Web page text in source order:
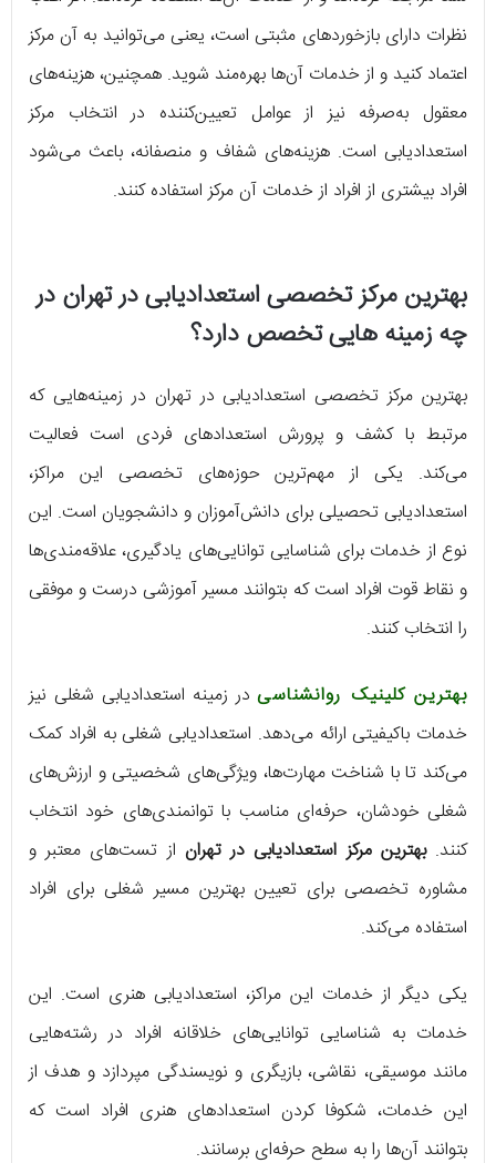
نظرات دارای بازخوردهای مثبتی است، یعنی می‌توانید به آن مرکز
اعتماد کنید و از خدمات آن‌ها بهره‌مند شوید. همچنین، هزینه‌های
معقول به‌صرفه نیز از عوامل تعیین‌کننده در انتخاب مرکز
استعدادیابی است. هزینه‌های شفاف و منصفانه، باعث می‌شود
افراد بیشتری از افراد از خدمات آن مرکز استفاده کنند.
بهترین مرکز تخصصی استعدادیابی در تهران در
چه زمینه هایی تخصص دارد؟
بهترین مرکز تخصصی استعدادیابی در تهران در زمینه‌هایی که
مرتبط با کشف و پرورش استعدادهای فردی است فعالیت
می‌کند. یکی از مهم‌ترین حوزه‌های تخصصی این مراکز،
استعدادیابی تحصیلی برای دانش‌آموزان و دانشجویان است. این
نوع از خدمات برای شناسایی توانایی‌های یادگیری، علاقه‌مندی‌ها
و نقاط قوت افراد است که بتوانند مسیر آموزشی درست و موفقی
را انتخاب کنند.
بهترین کلینیک روانشناسیدر زمینه استعدادیابی شغلی نیز
خدمات باکیفیتی ارائه می‌دهد. استعدادیابی شغلی به افراد کمک
می‌کند تا با شناخت مهارت‌ها، ویژگی‌های شخصیتی و ارزش‌های
شغلی خودشان، حرفه‌ای مناسب با توانمندی‌های خود انتخاب
کنند.بهترین مرکز استعدادیابی در تهران از تست‌های معتبر و
مشاوره تخصصی برای تعیین بهترین مسیر شغلی برای افراد
استفاده می‌کند.
یکی دیگر از خدمات این مراکز، استعدادیابی هنری است. این
خدمات به شناسایی توانایی‌های خلاقانه افراد در رشته‌هایی
مانند موسیقی، نقاشی، بازیگری و نویسندگی مپردازد و هدف از
این خدمات، شکوفا کردن استعدادهای هنری افراد است که
بتوانند آن‌ها را به سطح حرفه‌ای برسانند.